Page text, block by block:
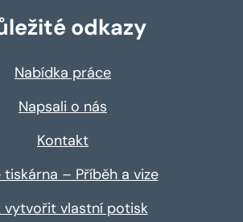
odkazy
Nabídka práce
Napsali o nás
Kontakt
tiskárna – Příběh a vize
vytvořit vlastní potisk